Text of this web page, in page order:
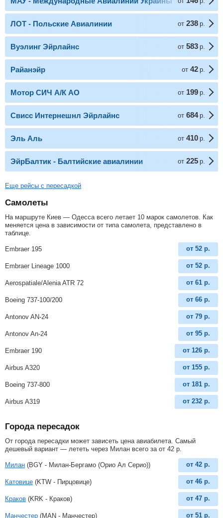
ЛОТ - Польские Авиалинии от 238 р.
Вуэлинг Эйрлайнс от 583 р.
Райанэйр от 42 р.
Мотор СИЧ А/К АО от 199 р.
Свисс Интернешнл Эйрлайнс от 684 р.
Эль Аль от 410 р.
ЭйрБалтик - Балтийские авиалинии от 225 р.
Еще рейсы с пересадкой
Самолеты
На маршруте Киев — Одесса всего летает 10 марок самолетов. Как
меняется цена в зависимости от типа самолета, представлено в
таблице.
Embraer 195 от 52 р.
Embraer Lineage 1000 от 52 р.
Aerospatiale/Alenia ATR 72 от 61 р.
Boeing 737-100/200 от 66 р.
Antonov AN-24 от 79 р.
Antonov An-24 от 95 р.
Embraer 190 от 126 р.
Airbus A320 от 155 р.
Boeing 737-800 от 181 р.
Airbus A319 от 232 р.
Города пересадок
От города пересадки может зависеть цена авиабилета. Самый
дешевый вариант — лететь через Милан всего за от 42 р
Милан (BGY - Милан-Бергамо (Орио Ал Серио)) от 42 р.
Катовице (KTW - Пирцовице) от 46 р.
Краков (KRK - Краков) от 47 р.
Манчестер (MAN - Манчестер) от 51 р.